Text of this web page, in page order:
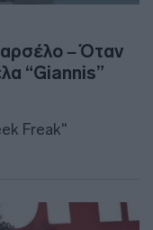
– Όταν
“Giannis”
Freak"